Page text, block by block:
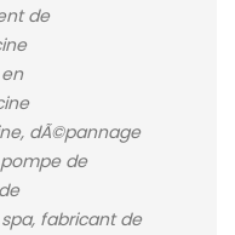
de
dÃ©pannage
de
fabricant de